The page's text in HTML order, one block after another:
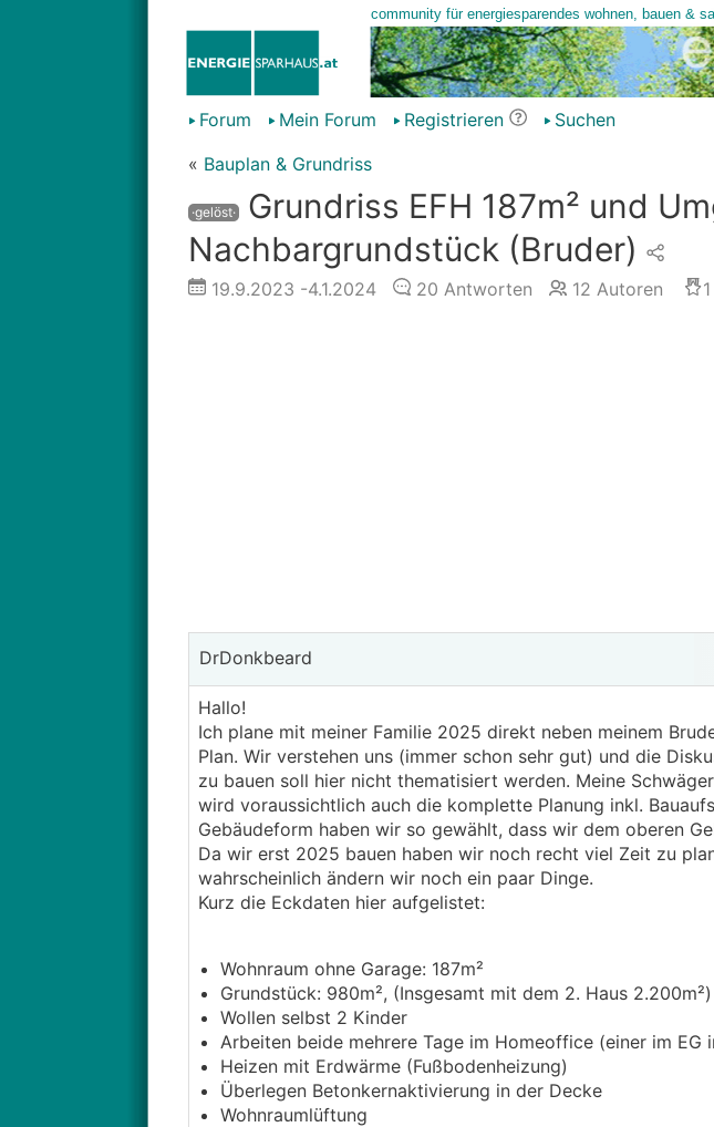
Forum Mein Forum Registrieren
Suchen
« Bauplan & Grundriss
·gelöst· Grundriss EFH 187m² und
Nachbargrundstück (Bruder)
19.9.2023 -4.1.2024 20 Antworten 12 Autoren 1
DrDonkbeard
Hallo!
Ich plane mit meiner Familie 2025 direkt neben meinem
Plan. Wir verstehen uns (immer schon sehr gut) und die
zu bauen soll hier nicht thematisiert werden. Meine
wird voraussichtlich auch die komplette Planung inkl.
Gebäudeform haben wir so gewählt, dass wir dem oberen
Da wir erst 2025 bauen haben wir noch recht viel Zeit zu
wahrscheinlich ändern wir noch ein paar Dinge.
Kurz die Eckdaten hier aufgelistet:
Wohnraum ohne Garage: 187m²
Grundstück: 980m², (Insgesamt mit dem 2. Haus 2.200m²)
Wollen selbst 2 Kinder
Arbeiten beide mehrere Tage im Homeoffice (einer im EG
Heizen mit Erdwärme (Fußbodenheizung)
Überlegen Betonkernaktivierung in der Decke
Wohnraumlüftung